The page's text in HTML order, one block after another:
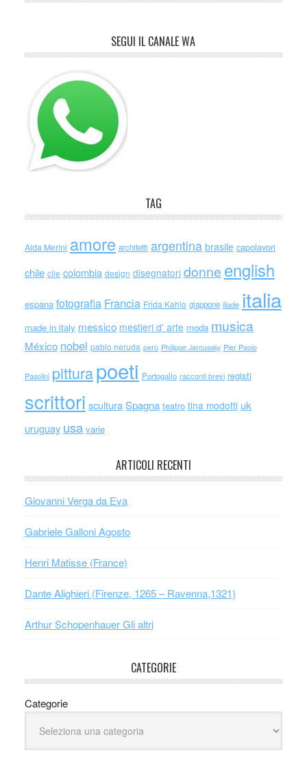
SEGUI IL CANALE WA
TAG
Alda Merini amore architetti argentina brasile capolavori
chile cile colombia design disegnatori donne english
espana fotografia Francia Frida Kahlo giappone iliade italia
made in italy messico mestieri d' arte moda musica
México nobel pablo neruda perù Philippe Jaroussky Pier Paolo
Pasolini pitturapoeti Portogallo racconti brevi registi
scrittori scultura Spagna teatro tina modotti uk
uruguay usa varie
ARTICOLI RECENTI
Giovanni Verga da Eva
Gabriele Galloni Agosto
Henri Matisse (France)
Dante Alighieri (Firenze, 1265 – Ravenna,1321)
Arthur Schopenhauer Gli altri
CATEGORIE
Categorie